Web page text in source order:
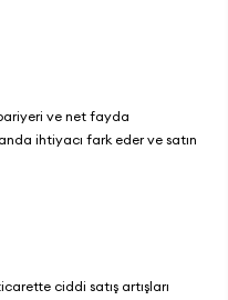
ve net fayda
ihtiyacı fark eder ve satın
ciddi satış artışları